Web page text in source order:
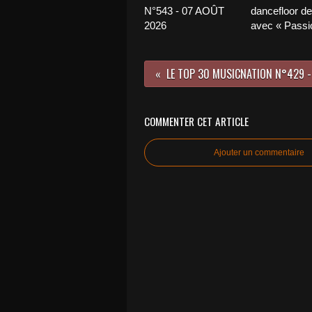
N°543 - 07 AOÛT
2026
dancefloor de
avec «
COMMENTER CET ARTICLE
Ajouter un commentaire